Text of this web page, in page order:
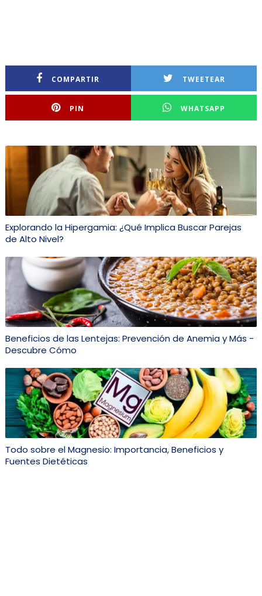
COMPARTIR TWEETEAR
PIN WHATSAPP
Explorando la Hipergamia: ¿Qué Implica Buscar Parejas
de Alto Nivel?
Beneficios de las Lentejas: Prevención de Anemia y Más -
Descubre Cómo
Todo sobre el Magnesio: Importancia, Beneficios y
Fuentes Dietéticas